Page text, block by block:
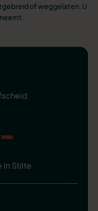
of weggelaten. U
in Stilte